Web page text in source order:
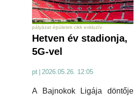
pályázat épületek cikk exkluzív
Hetven év stadionja,
5G-vel
pt 2026.05.26. 12:05
A Bajnokok Ligája döntője